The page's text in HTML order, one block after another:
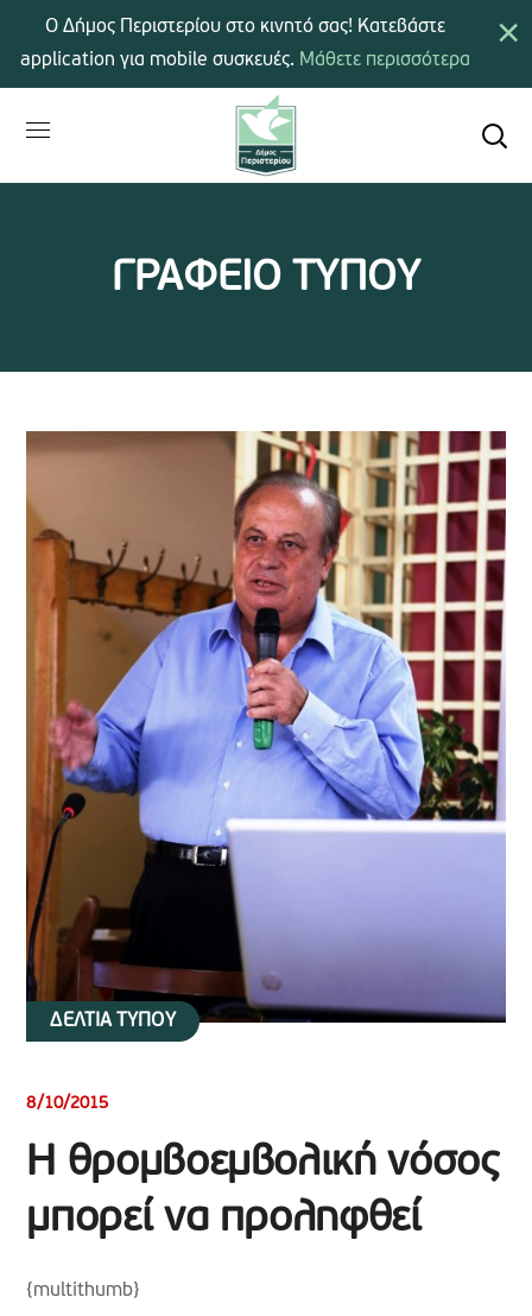
ΓΡΑΦΕΙΟ ΤΥΠΟΥ
ΔΕΛΤΙΑ ΤΥΠΟΥ
8/10/2015
Η θρομβοεμβολική νόσος
μπορεί να προληφθεί
{multithumb}
×
Ο Δήμος Περιστερίου στο κινητό σας! Κατεβάστε
application για mobile συσκευές. Μάθετε περισσότερα